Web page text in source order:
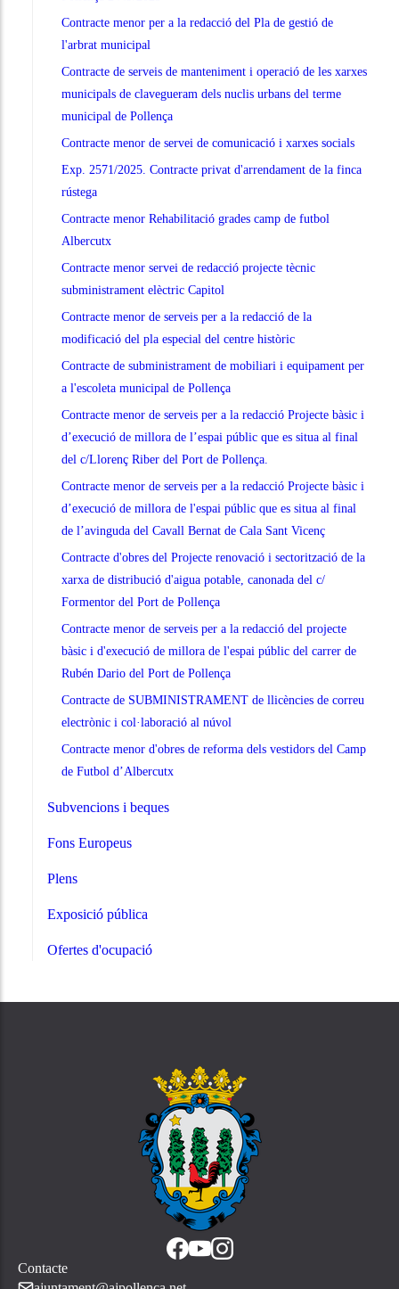
Contracte menor per a la redacció del Pla de gestió de
l'arbrat municipal
Contracte de serveis de manteniment i operació de les xarxes
municipals de clavegueram dels nuclis urbans del terme
municipal de Pollença
Contracte menor de servei de comunicació i xarxes socials
Exp. 2571/2025. Contracte privat d'arrendament de la finca
rústega
Contracte menor Rehabilitació grades camp de futbol
Albercutx
Contracte menor servei de redacció projecte tècnic
subministrament elèctric Capitol
Contracte menor de serveis per a la redacció de la
modificació del pla especial del centre històric
Contracte de subministrament de mobiliari i equipament per
a l'escoleta municipal de Pollença
Contracte menor de serveis per a la redacció Projecte bàsic i
d’execució de millora de l’espai públic que es situa al final
del c/Llorenç Riber del Port de Pollença.
Contracte menor de serveis per a la redacció Projecte bàsic i
d’execució de millora de l'espai públic que es situa al final
de l’avinguda del Cavall Bernat de Cala Sant Vicenç
Contracte d'obres del Projecte renovació i sectorització de la
xarxa de distribució d'aigua potable, canonada del c/
Formentor del Port de Pollença
Contracte menor de serveis per a la redacció del projecte
bàsic i d'execució de millora de l'espai públic del carrer de
Rubén Dario del Port de Pollença
Contracte de SUBMINISTRAMENT de llicències de correu
electrònic i col·laboració al núvol
Contracte menor d'obres de reforma dels vestidors del Camp
de Futbol d’Albercutx
Subvencions i beques
Fons Europeus
Plens
Exposició pública
Ofertes d'ocupació
Contacte